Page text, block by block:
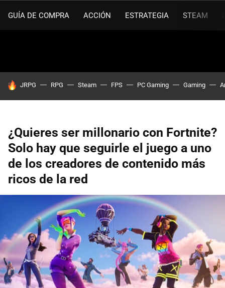
GUÍA DE COMPRA ACCIÓN ESTRATEGIA STEAM
HOY SE HABLA DE
JRPG RPG Steam FPS PC Gaming Gaming
¿Quieres ser millonario con Fortnite?
Solo hay que seguirle el juego a uno
de los creadores de contenido más
ricos de la red